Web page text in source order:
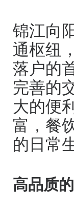
锦江向
通枢纽
落户的
完善的
大的便
富，餐
的日常
高品质